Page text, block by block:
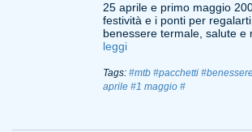
25 aprile e primo maggio
festività e i ponti per
benessere termale, salute e
leggi
Tags: #mtb #pacchetti
aprile #1 maggio #